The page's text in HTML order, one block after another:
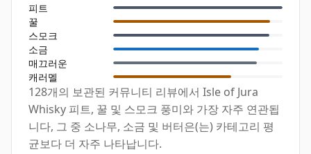
피트
꿀
스모크
소금
매끄러운
캐러멜
128개의 보관된 커뮤니티 리뷰에서 Isle of Jura
Whisky 피트, 꿀 및 스모크 풍미와 가장 자주 연관됩
니다, 그 중 소나무, 소금 및 버터은(는) 카테고리 평
균보다 더 자주 나타납니다.